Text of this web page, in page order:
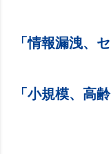
「情報漏洩、
「小規模、高